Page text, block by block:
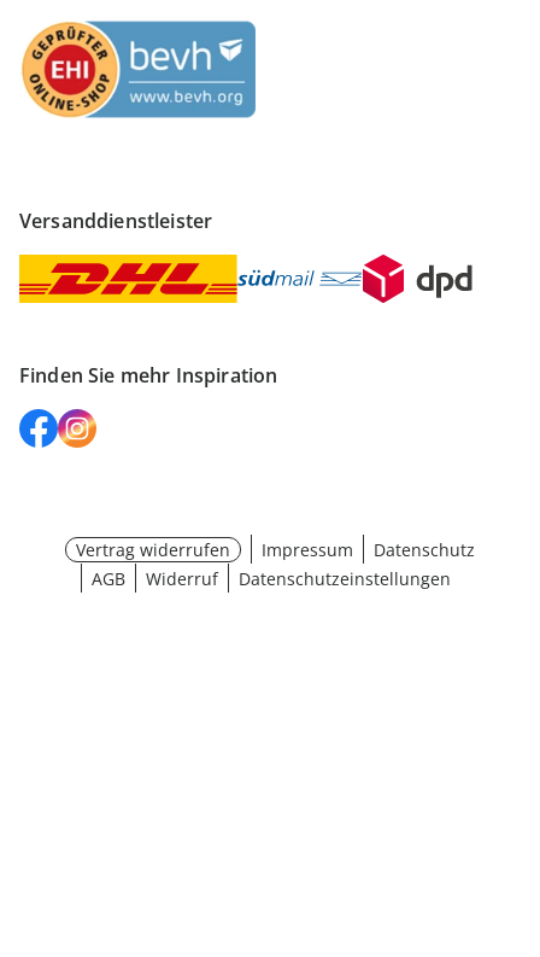
Versanddienstleister
Finden Sie mehr Inspiration
Vertrag widerrufen Impressum
Datenschutz
AGB
Widerruf Datenschutzeinstellungen